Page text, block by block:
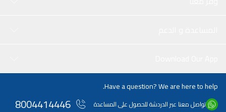
Have a question? We are here to help.
تواصل معنا عبر الدردشة للحصول على المساعدة 8004414446